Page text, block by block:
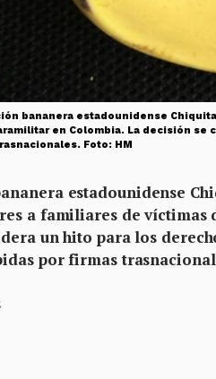
bananera estadounidense
en Colombia. La decisión se
Foto: HM
estadounidense
a familiares de
un hito para los
por firmas